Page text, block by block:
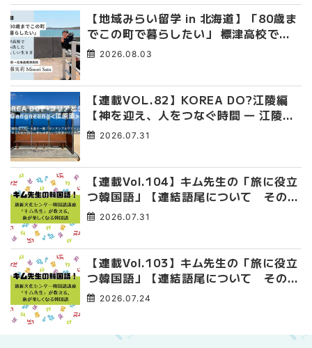
【地域みらい留学 in 北海道】「80歳ま
でこの町で暮らしたい」 標津高校で踏
み出した、私らしい生き方
2026.08.03
【連載VOL.82】KOREA DO?江陵編
【神を迎え、人をつなぐ時間 ― 江陵端
午祭 】
2026.07.31
【連載Vol.104】キム先生の「旅に役立
つ韓国語」【連結語尾について その
4】2026.07.31
【連載Vol.103】キム先生の「旅に役立
つ韓国語」【連結語尾について その
3】2026.07.24